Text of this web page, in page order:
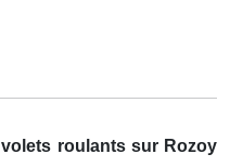
roulants sur Rozoy